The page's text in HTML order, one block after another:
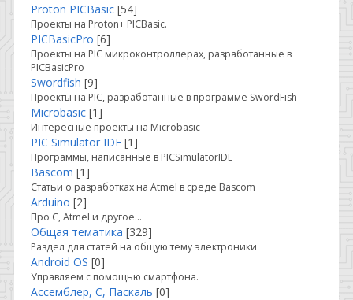
Proton PICBasic [54]
Проекты на Proton+ PICBasic.
PICBasicPro [6]
Проекты на PIC микроконтроллерах, разработанные в
PICBasicPro
Swordfish [9]
Проекты на PIC, разработанные в программе SwordFish
Microbasic [1]
Интересные проекты на Microbasic
PIC Simulator IDE [1]
Программы, написанные в PICSimulatorIDE
Bascom [1]
Статьи о разработках на Atmel в среде Bascom
Arduino [2]
Про C, Atmel и другое...
Общая тематика [329]
Раздел для статей на общую тему электроники
Android OS [0]
Управляем с помощью смартфона.
Ассемблер, С, Паскаль [0]